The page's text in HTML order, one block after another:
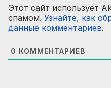
Этот сайт использует
спамом. Узнайте, как
данные комментариев.
0 КОММЕНТАРИЕВ